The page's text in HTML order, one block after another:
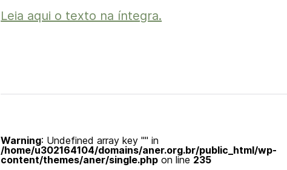
Leia aqui o texto na íntegra.
Warning: Undefined array key "" in
/home/u302164104/domains/aner.org.br/public_html/wp-
content/themes/aner/single.php on line 235